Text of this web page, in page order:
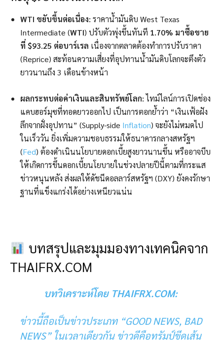
WTI ขยับขึ้นต่อเนื่อง: ราคาน้ำมันดิบ West Texas
Intermediate (WTI) ปรับตัวพุ่งขึ้นทันที 1.70% มาซื้อขาย
ที่ $93.25 ต่อบาร์เรล เนื่องจากตลาดต้องทำการปรับราคา
(Reprice) สะท้อนความเสี่ยงที่อุปทานน้ำมันดิบโลกจะตึงตัว
ยาวนานถึง 3 เดือนข้างหน้า
ผลกระทบต่อค่าเงินและสินทรัพย์โลก:ไทม์ไลน์การเปิดช่อง
แคบฮอร์มุซที่ทอดยาวออกไป เป็นการตอกย้ำว่า “เงินเฟ้อฝัง
ลึกจากฝั่งอุปทาน” (Supply-side Inflation) จะยังไม่หมดไป
ในเร็ววัน ยิ่งเพิ่มความชอบธรรมให้ธนาคารกลางสหรัฐฯ
(Fed) ต้องดำเนินนโยบายดอกเบี้ยสูงยาวนานขึ้น หรืออาจบีบ
ให้เกิดการขึ้นดอกเบี้ยนโยบายในช่วงปลายปีนี้ตามที่กระแส
ข่าวหนุนหลัง ส่งผลให้ดัชนีดอลลาร์สหรัฐฯ (DXY) ยังคงรักษา
ฐานที่แข็งแกร่งได้อย่างเหนียวแน่น
บทสรุปและมุมมองทางเทคนิคจาก
THAIFRX.COM
บทวิเคราะห์โดย THAIFRX.COM:
ข่าวนี้ถือเป็นข่าวประเภท “GOOD NEWS, BAD
NEWS” ในเวลาเดียวกัน ข่าวดีคือทรัมป์ขีดเส้น